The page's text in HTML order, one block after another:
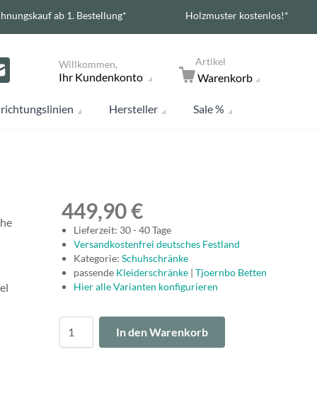
ab 1. Bestellung* Holzmuster kostenlos!*
Willkommen,
Ihr Kundenkonto
Artikel
Warenkorb
Hersteller Sale %
449,90 €
Lieferzeit: 30 - 40 Tage
Versandkostenfrei deutsches Festland
Kategorie: Schuhschränke
passende Kleiderschränke | Tjoernbo Betten
Hier alle Varianten konfigurieren
In den Warenkorb